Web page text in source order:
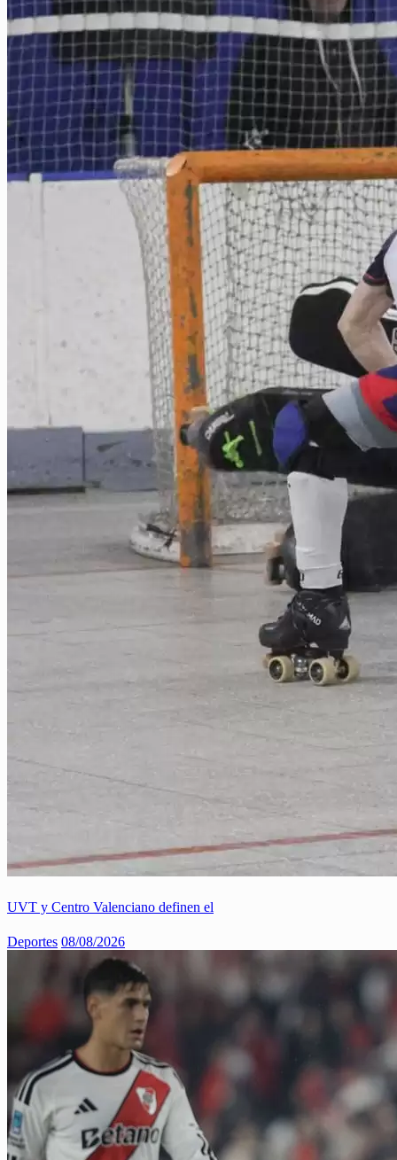
UVT y Centro Valenciano definen el
Deportes 08/08/2026